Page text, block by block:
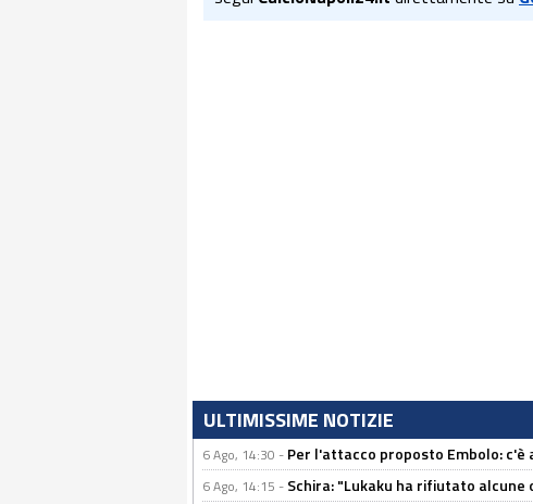
ULTIMISSIME NOTIZIE
6 Ago, 14:30 - Per l'attacco proposto Embolo: c'è
6 Ago, 14:15 - Schira: "Lukaku ha rifiutato